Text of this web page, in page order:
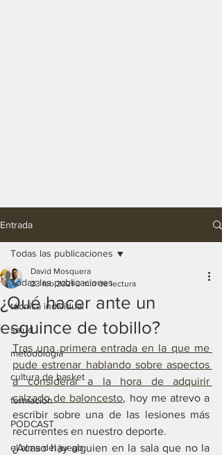
Entrada
Todas las publicaciones
técnica individual
salud
metodología
cultura de basket
formación
PODCAST
el alma del juego
Todas las publicaciones
¿Qué hacer ante un
esguince de tobillo?
David Mosquera
23 feb 2021 3 min de lectura
Tras una primera entrada en la que me
pude estrenar hablando sobre aspectos
a considerar a la hora de adquirir
calzado de baloncesto, hoy me atrevo a
escribir sobre una de las lesiones más
recurrentes en nuestro deporte.
¿Acaso hay alguien en la sala que no la